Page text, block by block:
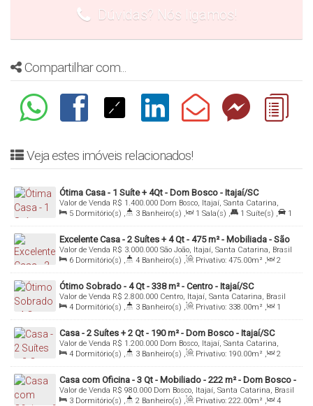
Dúvidas? Nós ligamos!
Compartilhar com...
Veja estes imóveis relacionados!
Ótima Casa - 1 Suíte + 4Qt - Dom Bosco - Itajaí/SC
R$ 1.400.000
Valor de Venda
Dom Bosco, Itajaí, Santa Catarina,
Brasil
5 Dormitório(s) , 3 Banheiro(s) , 1 Sala(s) , 1 Suíte(s) ,
1
Vaga(s)
Excelente Casa - 2 Suítes + 4 Qt - 475 m² - Mobiliada - São
João - Itajaí/SC
R$ 3.000.000
Valor de Venda
São João, Itajaí, Santa Catarina, Brasil
6 Dormitório(s) , 4 Banheiro(s) , Privativo: 475.00m² ,
2
Sala(s) , 2 Suíte(s) , 6 Vaga(s) , Útil: 475.00m² ,
Terreno:
900
m²
Ótimo Sobrado - 4 Qt - 338 m² - Centro - Itajaí/SC
R$ 2.800.000
Valor de Venda
Centro, Itajaí, Santa Catarina, Brasil
4 Dormitório(s) , 3 Banheiro(s) , Privativo: 338.00m² ,
1
Sala(s) , Útil: 338.00m²
Casa - 2 Suítes + 2 Qt - 190 m² - Dom Bosco - Itajaí/SC
R$ 1.200.000
Valor de Venda
Dom Bosco, Itajaí, Santa Catarina,
Brasil
4 Dormitório(s) , 3 Banheiro(s) , Privativo: 190.00m² ,
2
Sala(s) , 2 Suíte(s) , Total: 300.00m² , 3 Vaga(s) ,
Útil:
190
Casa com Oficina - 3 Qt - Mobiliado - 222 m² - Dom Bosco -
Itajaí/SC
R$ 980.000
Valor de Venda
Dom Bosco, Itajaí, Santa Catarina, Brasil
3 Dormitório(s) , 2 Banheiro(s) , Privativo: 222.00m² ,
4